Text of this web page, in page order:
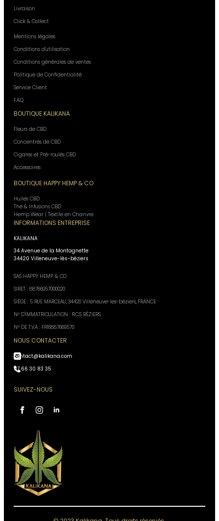
Livraison
Click & Collect
Mentions légales
Conditions d'utilisation
Conditions générales de ventes
Politique de Confidentialité
Service Client
F.A.Q
BOUTIQUE KALIKANA
Fleurs de CBD
Concentrés de CBD
Cigares et Pré-roulés CBD
Accessoires
BOUTIQUE HAPPY HEMP & CO
Huiles CBD
Thé & Infusions CBD
Hemp Wear | Textile en Chanvre
INFORMATIONS ENTREPRISE
KALIKANA
34 Avenue de la Montagnette
34420 Villeneuve-lès-béziers
SAS HAPPY HEMP & CO
SIRET : 88766957000020
SIÈGE : 5 RUE MARCEAU, 34420 Villeneuve-les-béziers, FRANCE
N° D'IMMATRICULATION : R.C.S BÉZIERS
N° DE T.V.A : FR16887669570
NOUS CONTACTER
contact@kalikana.com
07 66 30 83 35
SUIVEZ-NOUS
IA, réponses instantanées,
Conseiller disponible 24h/24